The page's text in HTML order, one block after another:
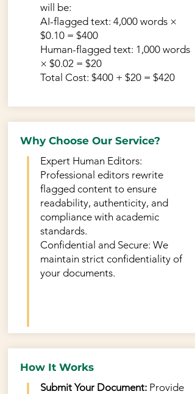
will be:
AI-flagged text: 4,000 words ×
$0.10 = $400
Human-flagged text: 1,000 words
× $0.02 = $20
Total Cost: $400 + $20 = $420
Why Choose Our Service?
Expert Human Editors:
Professional editors rewrite
flagged content to ensure
readability, authenticity, and
compliance with academic
standards.
Confidential and Secure: We
maintain strict confidentiality of
your documents.
How It Works
Submit Your Document:Provide